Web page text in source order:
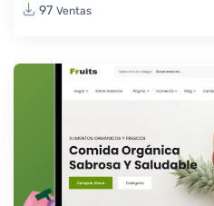
97 Ventas